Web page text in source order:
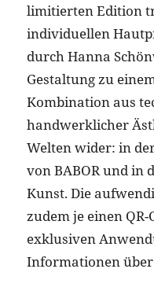
limitierten Edition
individuellen
durch Hanna
Gestaltung zu
Kombination aus
handwerklicher
Welten wider: in
von BABOR und in
Kunst. Die
zudem je einen
exklusiven
Informationen